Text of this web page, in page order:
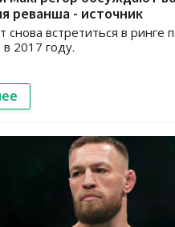
реванша - источник
снова встретиться в ринге
2017 году.